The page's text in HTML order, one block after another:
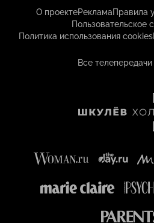
О проектеРекламаПравила
Пользовательское
Политика использования cookies
Все